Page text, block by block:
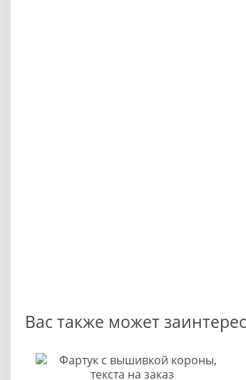
Вас также может